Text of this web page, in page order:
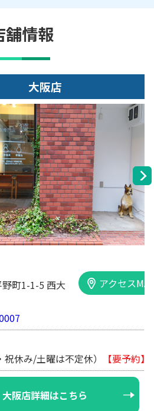
舗情報
大阪店
1-5 西大
アクセスMAP
み/土曜は不定休）【要予約】
店詳細はこちら